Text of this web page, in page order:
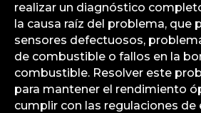
realizar un diagnóstico
la causa raíz del problema, que
sensores defectuosos,
de combustible o fallos en la
combustible. Resolver este
para mantener el rendimiento
cumplir con las regulaciones de